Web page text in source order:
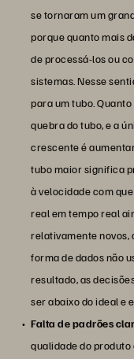
se tornaram um
porque quanto mais
de processá-los ou
sistemas. Nesse
para um tubo.
quebra do tubo, e a
crescente é
tubo maior significa
à velocidade com
real em tempo real
relativamente novos,
forma de dados não
resultado, as
ser abaixo do ideal e
Falta de padrões
qualidade do